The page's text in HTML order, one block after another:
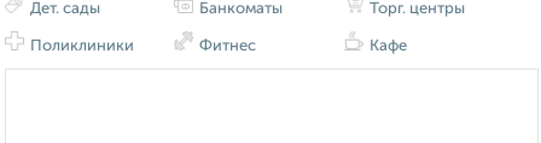
Дет. сады
Поликлиники
Банкоматы
Фитнес
Торг. центры
Кафе